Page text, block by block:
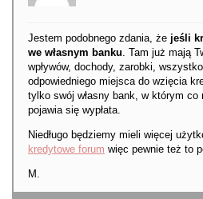
Jestem podobnego zdania, że jeśli
we własnym banku. Tam już mają
wpływów, dochody, zarobki,
odpowiedniego miejsca do wzięcia
tylko swój własny bank, w którym
pojawia się wypłata.
Niedługo będziemy mieli więcej
kredytowe forum więc pewnie też to
M.